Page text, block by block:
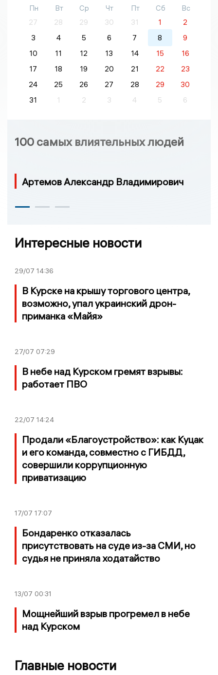
Пн Вт Ср Чт Пт Сб
Вс
27
28 29 30 31 1
2
3
4 5 6 7 8
9
10
11 12 13 14 15
16
17
18 19 20 21 22
23
24
25 26 27 28 29
30
31
1 2 3 4 5 6
100 самых влиятельных людей
Артемов Александр Владимирович
Интересные новости
29/07 14:36
В Курске на крышу торгового центра,
возможно, упал украинский дрон-
приманка «Майя»
27/07 07:29
В небе над Курском гремят взрывы:
работает ПВО
22/07 14:24
Продали «Благоустройство»: как Куцак
и его команда, совместно с ГИБДД,
совершили коррупционную
приватизацию
17/07 17:07
Бондаренко отказалась
присутствовать на суде из-за СМИ, но
судья не приняла ходатайство
13/07 00:31
Мощнейший взрыв прогремел в небе
над Курском
Главные новости